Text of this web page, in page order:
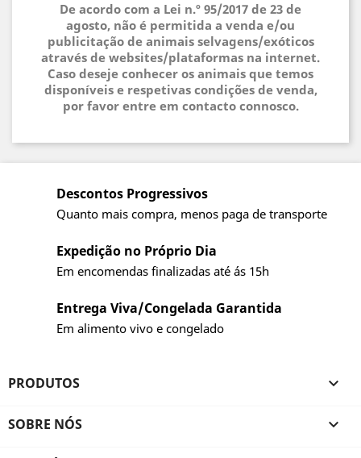
De acordo com a Lei n.º 95/2017 de 23 de
agosto, não é permitida a venda e/ou
publicitação de animais selvagens/exóticos
através de websites/plataformas na internet.
Caso deseje conhecer os animais que temos
disponíveis e respetivas condições de venda,
por favor entre em contacto connosco.
Descontos Progressivos
Quanto mais compra, menos paga de transporte
Expedição no Próprio Dia
Em encomendas finalizadas até ás 15h
Entrega Viva/Congelada Garantida
Em alimento vivo e congelado
PRODUTOS 
SOBRE NÓS 